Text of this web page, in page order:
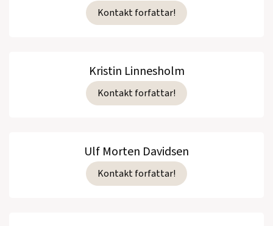
Kontakt forfattar!
Kristin Linnesholm
Kontakt forfattar!
Ulf Morten Davidsen
Kontakt forfattar!